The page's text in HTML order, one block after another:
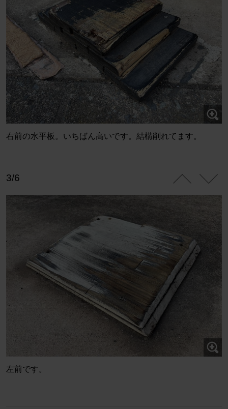
右前の水平板。いちばん高いです。結構削れてます。
3/6
左前です。